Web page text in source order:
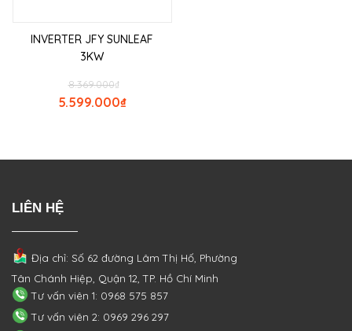
INVERTER JFY SUNLEAF
3KW
₫
8.369.000
₫
5.599.000
LIÊN HỆ
Địa chỉ: Số 62 đường Lâm Thị Hố, Phường
Tân Chánh Hiệp, Quận 12, TP. Hồ Chí Minh
Tư vấn viên 1: 0968 575 857
Tư vấn viên 2: 0969 296 297